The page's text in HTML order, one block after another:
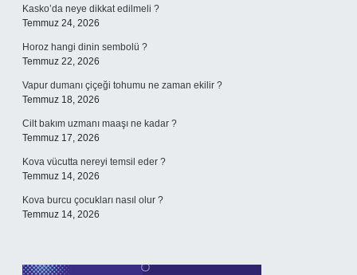
Kasko’da neye dikkat edilmeli ?
Temmuz 24, 2026
Horoz hangi dinin sembolü ?
Temmuz 22, 2026
Vapur dumanı çiçeği tohumu ne zaman ekilir ?
Temmuz 18, 2026
Cilt bakım uzmanı maaşı ne kadar ?
Temmuz 17, 2026
Kova vücutta nereyi temsil eder ?
Temmuz 14, 2026
Kova burcu çocukları nasıl olur ?
Temmuz 14, 2026